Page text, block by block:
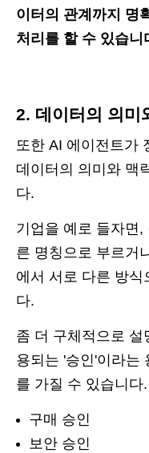
이터의 관계까지 명
처리를 할 수 있습니
2. 데이터의 의미
또한 AI 에이전트가
데이터의 의미와 맥
다.
기업을 예로 들자면
른 명칭으로 부르거
에서 서로 다른 방식
다.
좀 더 구체적으로
용되는 '승인'이라는
를 가질 수 있습니다.
구매 승인
보안 승인